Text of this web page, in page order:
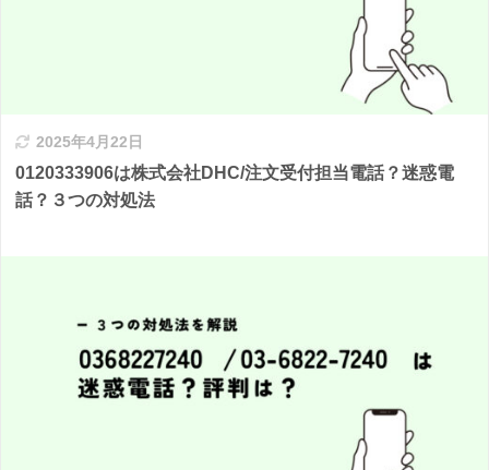
2025年4月22日
0120333906は株式会社DHC/注文受付担当電話？迷惑電
話？３つの対処法